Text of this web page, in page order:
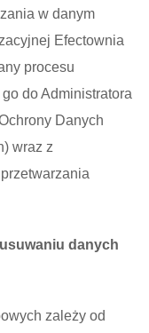
w danym
Efectownia
procesu
do Administratora
Danych
wraz z
danych
zależy od